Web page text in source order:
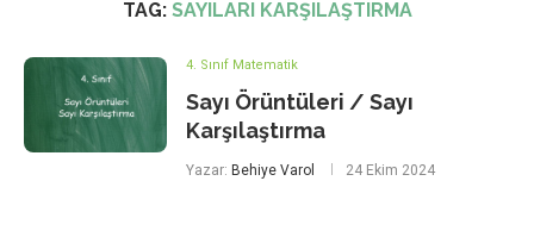
TAG: SAYILARI KARŞILAŞTIRMA
4. Sınıf Matematik
Sayı Örüntüleri / Sayı
Karşılaştırma
Yazar: Behiye Varol 24 Ekim 2024